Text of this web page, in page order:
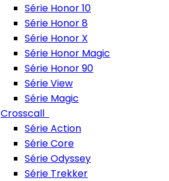
Série Honor 10
Série Honor 8
Série Honor X
Série Honor Magic
Série Honor 90
Série View
Série Magic
Crosscall
Série Action
Série Core
Série Odyssey
Série Trekker